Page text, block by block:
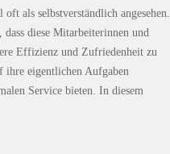
als selbstverständlich angesehen.
diese Mitarbeiterinnen und
Effizienz und Zufriedenheit zu
ihre eigentlichen Aufgaben
Service bieten. In diesem